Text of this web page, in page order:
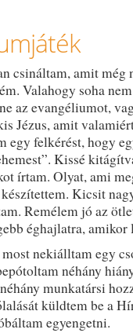
csináltam, amit még
Valahogy soha
az evangéliumot,
Jézus, amit
egy felkérést, hogy
Kissé
írtam. Olyat, ami
Kicsit
Remélem jó az
éghajlatra,
nekiálltam egy
néhány
munkatársi
küldtem be a
egyengetni.